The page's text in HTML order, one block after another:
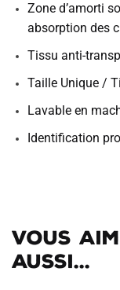
Zone d’amorti
absorption des
Tissu anti-
Taille Unique /
Lavable en
Identification
Vous
aussi...